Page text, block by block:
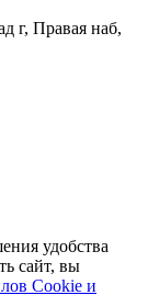
г, Правая наб,
удобства
сайт, вы
Сookie и